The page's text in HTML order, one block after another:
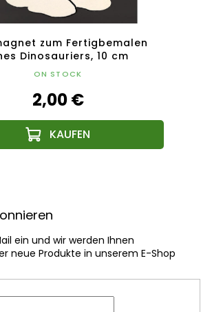
zum Fertigbemalen
Dinosauriers, 10 cm
ON STOCK
2,00 €
ein und wir werden Ihnen
neue Produkte in unserem E-Shop